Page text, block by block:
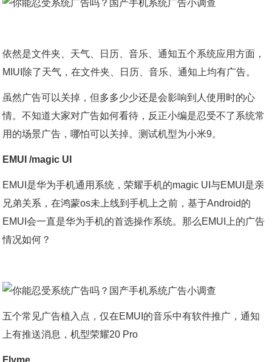
依然是文件夹、天气、日历、音乐、通知五个系统应用方面，
MIUI除了天气，在文件夹、日历、音乐、通知上均有广告。
虽然广告可以关掉，但多多少少还是会影响到人使用时的心
情。不知道大家对广告如何看待，反正小编是忍受不了系统常
用的场景广告，哪怕可以关掉。测试机型为小米9。
EMUI /magic UI
EMUI是华为手机通用系统，荣耀手机的magic UI与EMUI是亲
兄弟关系，在鸿蒙os未上线到手机上之前，基于Android的
EMUI会一直是华为手机的首选操作系统。那么EMUI上的广告
情况如何？
五个常见广告植入点，仅在EMUI的音乐中有软件推广，通知
上有推送消息，机型荣耀20 Pro
Flyme